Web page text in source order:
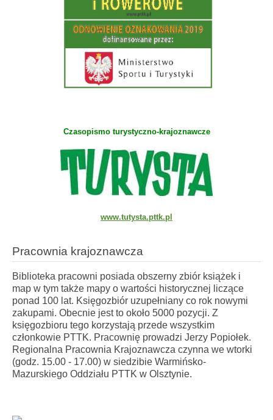
Czasopismo turystyczno-krajoznawcze
www.tutysta.pttk.pl
Pracownia krajoznawcza
Biblioteka pracowni posiada obszerny zbiór książek i
map w tym także mapy o wartości historycznej liczące
ponad 100 lat. Księgozbiór uzupełniany co rok nowymi
zakupami. Obecnie jest to około 5000 pozycji. Z
księgozbioru tego korzystają przede wszystkim
członkowie PTTK. Pracownię prowadzi Jerzy Popiołek.
Regionalna Pracownia Krajoznawcza czynna we wtorki
(godz. 15.00 - 17.00) w siedzibie Warmińsko-
Mazurskiego Oddziału PTTK w Olsztynie.